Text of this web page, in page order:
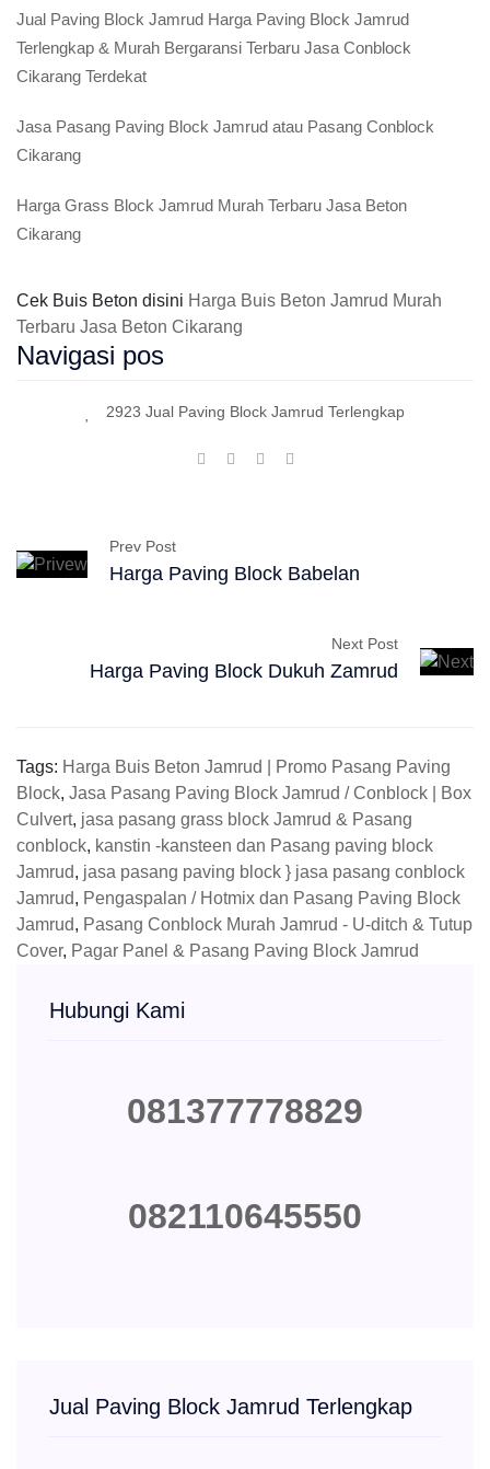
Jual Paving Block Jamrud Harga Paving Block Jamrud
Terlengkap & Murah Bergaransi Terbaru Jasa Conblock
Cikarang Terdekat
Jasa Pasang Paving Block Jamrud atau Pasang Conblock
Cikarang
Harga Grass Block Jamrud Murah Terbaru Jasa Beton
Cikarang
Cek Buis Beton disini Harga Buis Beton Jamrud Murah
Terbaru Jasa Beton Cikarang
Navigasi pos
2923 Jual Paving Block Jamrud Terlengkap
Prev Post
Harga Paving Block Babelan
Next Post
Harga Paving Block Dukuh Zamrud
Tags: Harga Buis Beton Jamrud | Promo Pasang Paving
Block, Jasa Pasang Paving Block Jamrud / Conblock | Box
Culvert, jasa pasang grass block Jamrud & Pasang
conblock, kanstin -kansteen dan Pasang paving block
Jamrud, jasa pasang paving block } jasa pasang conblock
Jamrud, Pengaspalan / Hotmix dan Pasang Paving Block
Jamrud, Pasang Conblock Murah Jamrud - U-ditch & Tutup
Cover, Pagar Panel & Pasang Paving Block Jamrud
Hubungi Kami
081377778829
082110645550
Jual Paving Block Jamrud Terlengkap